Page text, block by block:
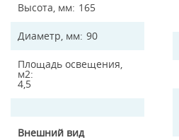
Высота, мм 165
Диаметр, мм 90
Площадь освещения,
м2
4,5
Внешний вид